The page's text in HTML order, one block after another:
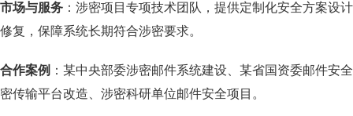
市场与服务 ：涉密项目专项技术团队，提供定制化安全方案设
修复，保障系统长期符合涉密要求。
合作案例 ：某中央部委涉密邮件系统建设、某省国资委邮件安
密传输平台改造、涉密科研单位邮件安全项目。